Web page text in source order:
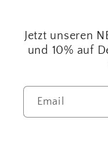
Jetzt unseren
und 10% auf
Email